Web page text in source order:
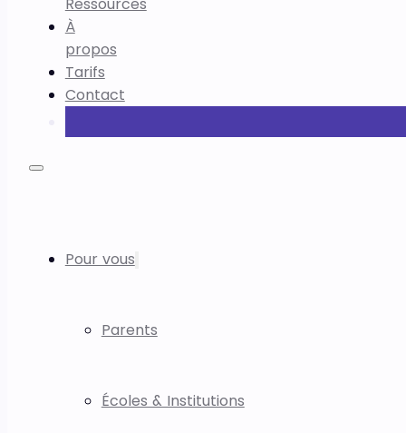
À
propos
Tarifs
Contact
Pour vous
Parents
Écoles & Institutions